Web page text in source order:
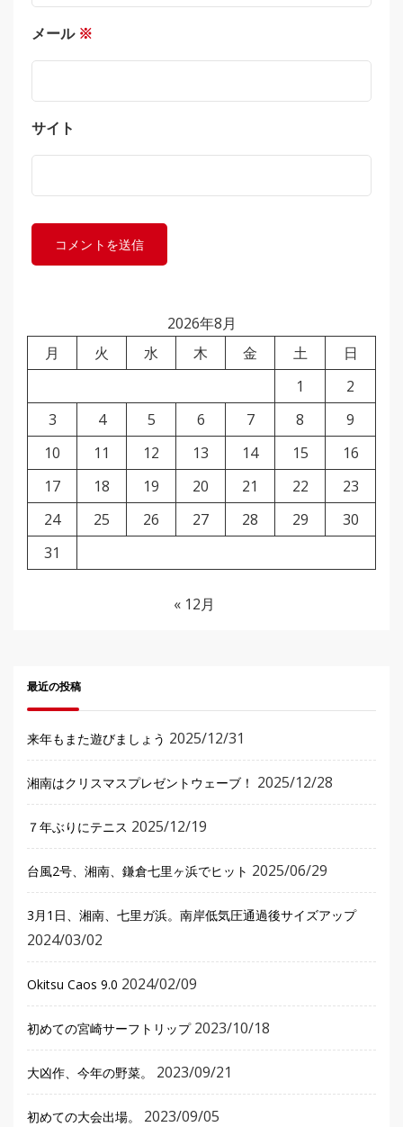
メール ※
サイト
2026年8月
月
火 水 木 金 土
日
1
2
3
4 5 6 7 8
9
10
11 12 13 14 15
16
17
18 19 20 21 22
23
24
25 26 27 28 29
30
31
« 12月
最近の投稿
来年もまた遊びましょう 2025/12/31
湘南はクリスマスプレゼントウェーブ！ 2025/12/28
７年ぶりにテニス 2025/12/19
台風2号、湘南、鎌倉七里ヶ浜でヒット 2025/06/29
3月1日、湘南、七里ガ浜。南岸低気圧通過後サイズアップ
2024/03/02
Okitsu Caos 9.0 2024/02/09
初めての宮崎サーフトリップ 2023/10/18
大凶作、今年の野菜。 2023/09/21
初めての大会出場。 2023/09/05